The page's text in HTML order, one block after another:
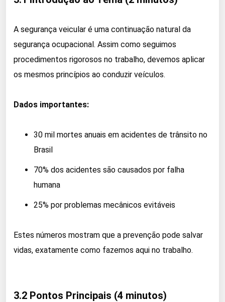
A segurança veicular é uma continuação natural da
segurança ocupacional. Assim como seguimos
procedimentos rigorosos no trabalho, devemos aplicar
os mesmos princípios ao conduzir veículos.
Dados importantes:
30 mil mortes anuais em acidentes de trânsito no
Brasil
70% dos acidentes são causados por falha
humana
25% por problemas mecânicos evitáveis
Estes números mostram que a prevenção pode salvar
vidas, exatamente como fazemos aqui no trabalho.
3.2 Pontos Principais (4 minutos)